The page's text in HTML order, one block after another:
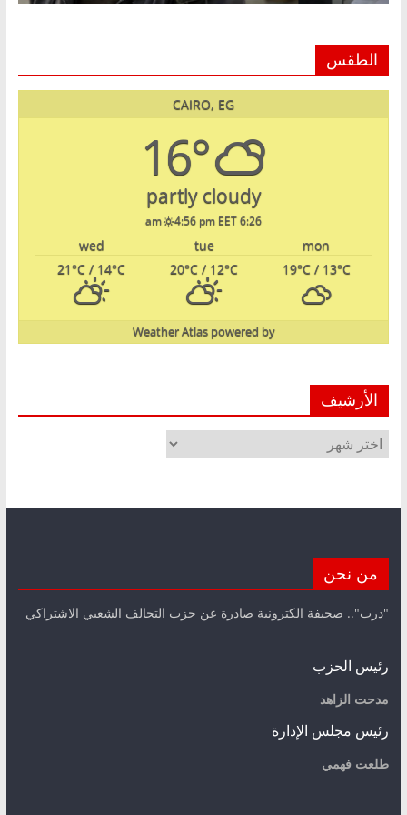
الطقس
CAIRO, EG
16°
partly cloudy
6:26 am
4:56 pm EET
mon
tue
wed
19°C/ 13°C
20°C / 12°C
21°C / 14°C
powered by
Weather Atlas
الأرشيف
الأرشيف
من نحن
"درب".. صحيفة الكترونية صادرة عن حزب التحالف الشعبي الاشتراكي
رئيس الحزب
مدحت الزاهد
رئيس مجلس الإدارة
طلعت فهمي